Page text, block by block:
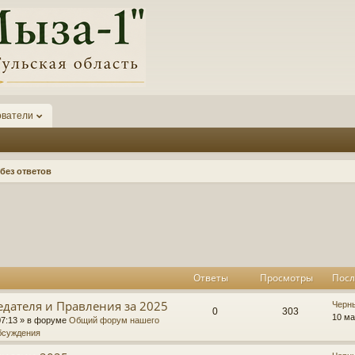
ответов
Ответы Просмотры
и Правления за 2025
» в форуме Общий форум нашего
0О 303П
П
о
л
10